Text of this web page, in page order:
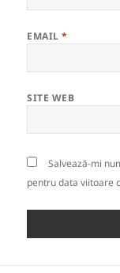
EMAIL*
SITE WEB
Salvează-mi
pentru data viitoare